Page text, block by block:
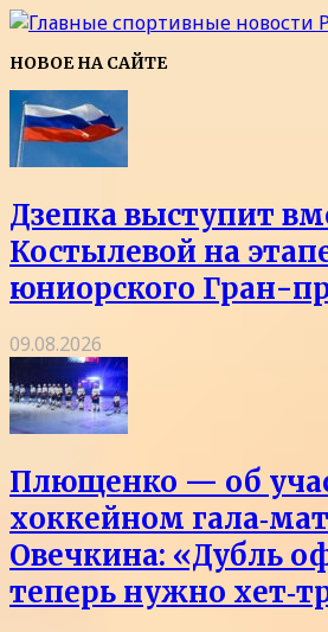
НОВОЕ НА САЙТЕ
Дзепка выступит
Костылевой на
юниорского Гран-
09.08.2026
Плющенко — об
хоккейном
Овечкина: «Дубль
теперь нужно